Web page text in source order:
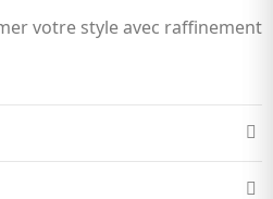
votre style avec raffinement